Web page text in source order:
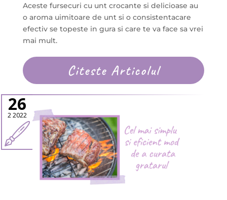
Aceste fursecuri cu unt crocante si delicioase au
o aroma uimitoare de unt si o consistentacare
efectiv se topeste in gura si care te va face sa vrei
mai mult.
Citeste Articolul
26
2 2022